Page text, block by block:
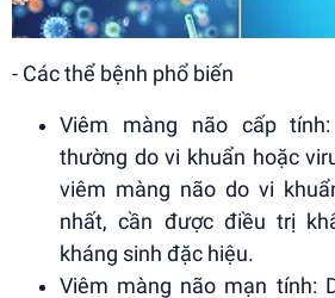
- Các thể bệnh phổ biến
Viêm màng não cấp
thường do vi khuẩn hoặc
viêm màng não do vi
nhất, cần được điều trị
kháng sinh đặc hiệu.
Viêm màng não mạn tính: